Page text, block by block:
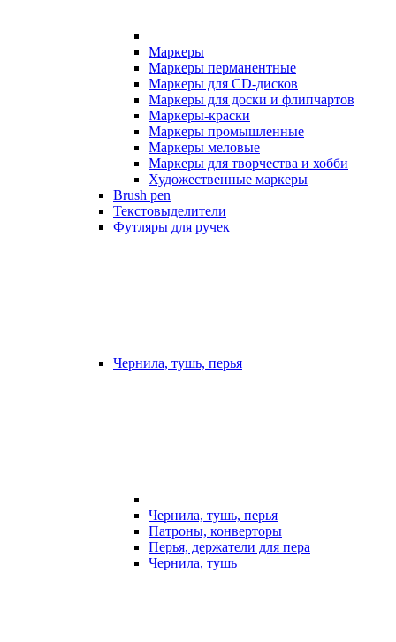
Маркеры
Маркеры перманентные
Маркеры для CD-дисков
Маркеры для доски и флипчартов
Маркеры-краски
Маркеры промышленные
Маркеры меловые
Маркеры для творчества и хобби
Художественные маркеры
Brush pen
Текстовыделители
Футляры для ручек
Чернила, тушь, перья
Чернила, тушь, перья
Патроны, конверторы
Перья, держатели для пера
Чернила, тушь